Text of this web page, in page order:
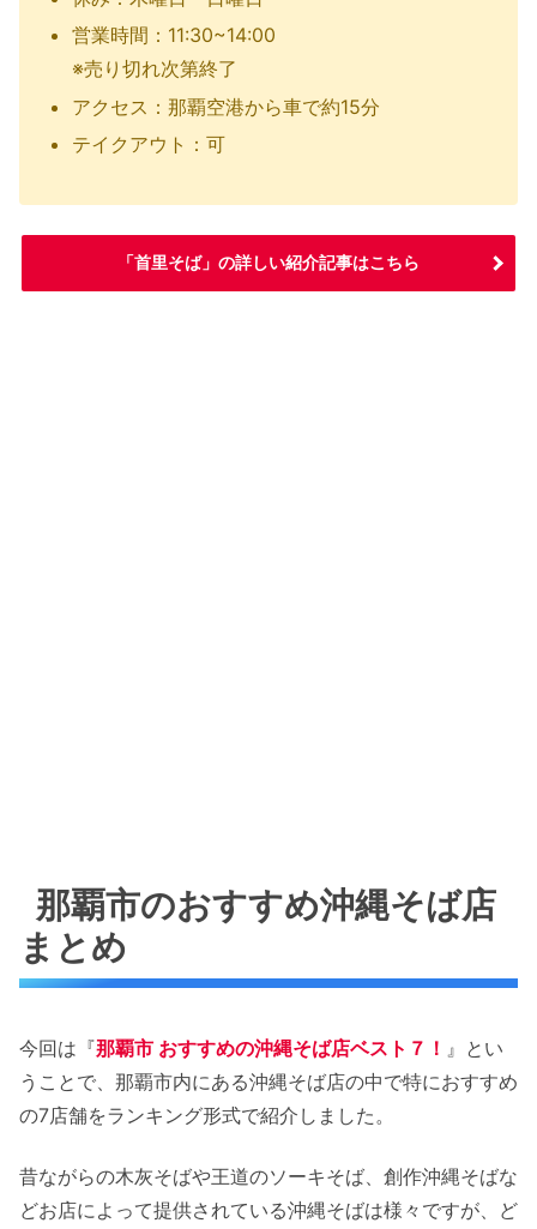
営業時間：11:30~14:00
※売り切れ次第終了
アクセス：那覇空港から車で約15分
テイクアウト：可
「首里そば」の詳しい紹介記事はこちら
那覇市のおすすめ沖縄そば店
まとめ
今回は『那覇市 おすすめの沖縄そば店ベスト７！ 』とい
うことで、那覇市内にある沖縄そば店の中で特におすすめ
の7店舗をランキング形式で紹介しました。
昔ながらの木灰そばや王道のソーキそば、創作沖縄そばな
どお店によって提供されている沖縄そばは様々ですが、ど